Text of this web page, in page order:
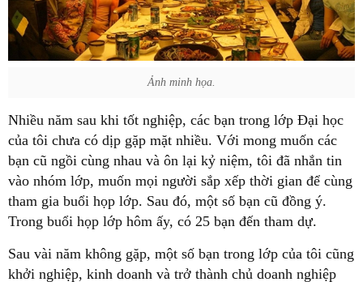
Ảnh minh họa.
Nhiều năm sau khi tốt nghiệp, các bạn trong lớp Đại học
của tôi chưa có dịp gặp mặt nhiều. Với mong muốn các
bạn cũ ngồi cùng nhau và ôn lại kỷ niệm, tôi đã nhắn tin
vào nhóm lớp, muốn mọi người sắp xếp thời gian để cùng
tham gia buổi họp lớp. Sau đó, một số bạn cũ đồng ý.
Trong buổi họp lớp hôm ấy, có 25 bạn đến tham dự.
Sau vài năm không gặp, một số bạn trong lớp của tôi cũng
khởi nghiệp, kinh doanh và trở thành chủ doanh nghiệp